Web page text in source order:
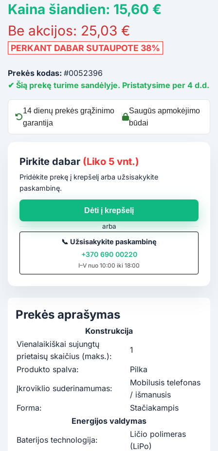
Kaina šiandien: 15,60 €
Be akcijos: 25,03 €
PERKANT DABAR SUTAUPOTE 38%
Prekės kodas: #0052396
✔ Šią prekę turime sandėlyje. Pristatysime per 4 d.d.
14 dienų prekės grąžinimo
garantija
Saugūs apmokėjimo
būdai
Pirkite dabar (Liko 5 vnt.)
Pridėkite prekę į krepšelį arba užsisakykite
paskambinę.
Dėti į krepšelį
arba
📞 Užsisakykite paskambinę
+370 690 00220
I–V nuo 10:00 iki 18:00
Prekės aprašymas
Konstrukcija
Vienalaikiškai sujungtų
prietaisų skaičius (maks.):
1
Produkto spalva:
Pilka
Įkroviklio suderinamumas:
Mobilusis telefonas
/ išmanusis
Forma:
Stačiakampis
Energijos valdymas
Baterijos technologija:
Ličio polimeras
(LiPo)